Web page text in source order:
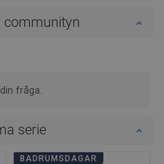
communityn
fråga.
serie
BADRUMSDAGAR